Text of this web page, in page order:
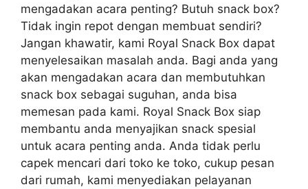
mengadakan acara penting? Butuh snack box?
Tidak ingin repot dengan membuat sendiri?
Jangan khawatir, kami Royal Snack Box dapat
menyelesaikan masalah anda. Bagi anda yang
akan mengadakan acara dan membutuhkan
snack box sebagai suguhan, anda bisa
memesan pada kami. Royal Snack Box siap
membantu anda menyajikan snack spesial
untuk acara penting anda. Anda tidak perlu
capek mencari dari toko ke toko, cukup pesan
dari rumah, kami menyediakan pelayanan